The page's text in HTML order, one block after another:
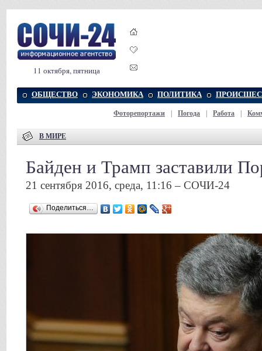
11 октября, пятница
ОБЩЕСТВО ЭКОНОМИКА ПОЛИТИКА
Фоторепортажи Погода Работа
В МИРЕ
Байден и Трамп заставили
21 сентября 2016, среда, 11:16 – СОЧИ-24
Поделиться…